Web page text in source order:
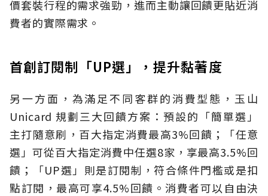
價套裝行程的需求強勁，進而主動讓回饋更貼近消
費者的實際需求。
首創訂閱制「UP選」，提升黏著度
另一方面，為滿足不同客群的消費型態，玉山
Unicard 規劃三大回饋方案：預設的「簡單選」
主打隨意刷，百大指定消費最高3%回饋；「任意
選」可從百大指定消費中任選8家，享最高3.5%回
饋；「UP選」則是訂閱制，符合條件門檻或是扣
點訂閱，最高可享4.5%回饋。消費者可以自由決